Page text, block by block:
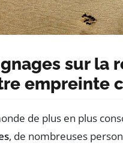
sur la
empreinte
de plus en plus
, de nombreuses